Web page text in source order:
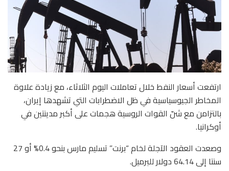
ارتفعت أسعار النفط خلال تعاملات اليوم الثلاثاء، مع زيادة علاوة
المخاطر الجيوسياسية في ظل الاضطرابات التي تشهدها إيران،
بالتزامن مع شنّ القوات الروسية هجمات على أكبر مدينتين في
أوكرانيا.
وصعدت العقود الآجلة لخام “برنت” تسليم مارس بنحو 0.4% أو 27
سنتا إلى 64.14 دولار للبرميل.